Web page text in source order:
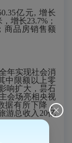
亿元, 增长
，增长23.7%；
商品房销售额
年实现社会消
中限额以上零
响扩大， 昙石
会场亮相央视
据有所下降，
游总收入 20亿